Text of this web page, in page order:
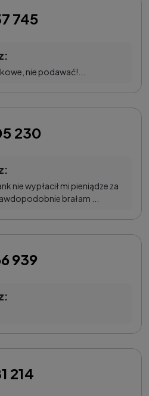
745
nie podawać!...
230
nie wypłacił mi pieniądze za
brałam ...
939
214